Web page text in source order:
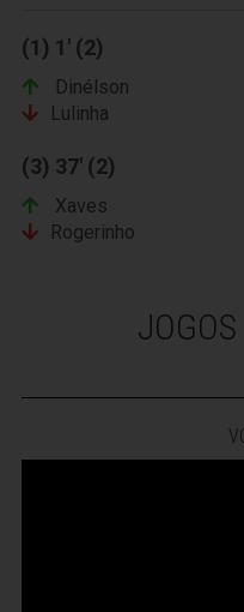
(1) 1' (2)
Dinélson
Lulinha
(3) 37' (2)
Xaves
Rogerinho